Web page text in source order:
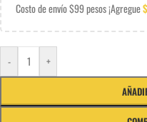
Costo de envío $99 pesos ¡Agregue$
- +